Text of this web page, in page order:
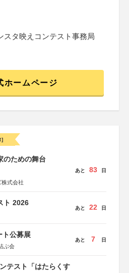
スタ映えコンテスト事務局
ホームページ
のための舞台
式会社
あと 83 日
ト 2026
あと 22 日
ト公募展
ぶ会
あと 7 日
テスト「はたらくす